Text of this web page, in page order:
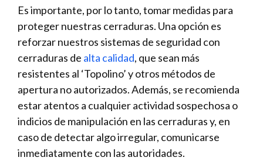
Es importante,⁤ por lo tanto, tomar ​medidas para
proteger nuestras cerraduras. Una opción​ es
reforzar nuestros‍ sistemas de ⁢seguridad con
cerraduras de alta calidad, que sean más
resistentes al ‘Topolino’ ⁣y otros métodos de
apertura no‍ autorizados. Además, se recomienda
estar atentos a cualquier actividad sospechosa o
indicios de manipulación‌ en ⁣las cerraduras y, en
caso de detectar algo irregular, ⁤comunicarse
inmediatamente con las autoridades.